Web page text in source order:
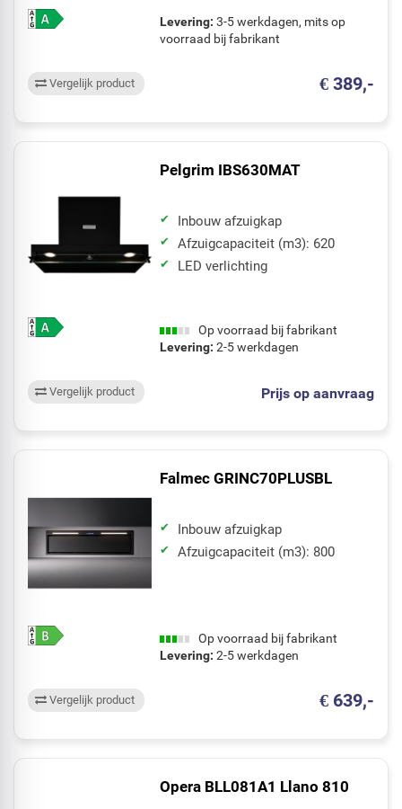
Levering: 3-5 werkdagen, mits op
voorraad bij fabrikant
€ 389,-
Vergelijk product
Pelgrim IBS630MAT
Inbouw afzuigkap
Afzuigcapaciteit (m3): 620
LED verlichting
Op voorraad bij fabrikant
Levering: 2-5 werkdagen
Prijs op aanvraag
Vergelijk product
Falmec GRINC70PLUSBL
Inbouw afzuigkap
Afzuigcapaciteit (m3): 800
Op voorraad bij fabrikant
Levering: 2-5 werkdagen
€ 639,-
Vergelijk product
Opera BLL081A1 Llano 810